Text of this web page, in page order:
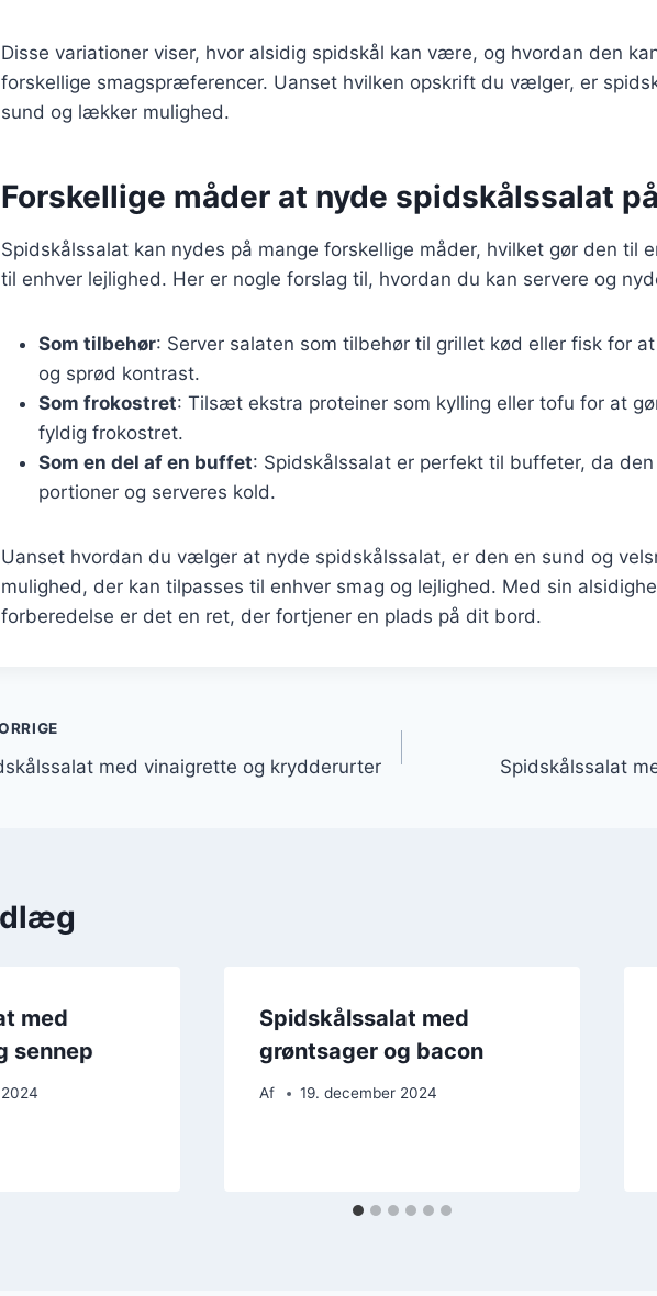
Disse variationer viser, hvor alsidig spidskål kan være, og hvordan den
forskellige smagspræferencer. Uanset hvilken opskrift du vælger, er
sund og lækker mulighed.
Forskellige måder at nyde spidskålssalat på
Spidskålssalat kan nydes på mange forskellige måder, hvilket gør den til
til enhver lejlighed. Her er nogle forslag til, hvordan du kan servere og
Som tilbehør: Server salaten som tilbehør til grillet kød eller fisk for
og sprød kontrast.
Som frokostret: Tilsæt ekstra proteiner som kylling eller tofu for at
fyldig frokostret.
Som en del af en buffet: Spidskålssalat er perfekt til buffeter, da
portioner og serveres kold.
Uanset hvordan du vælger at nyde spidskålssalat, er den en sund og
mulighed, der kan tilpasses til enhver smag og lejlighed. Med sin
forberedelse er det en ret, der fortjener en plads på dit bord.
med vinaigrette og krydderurter Spidskålssalat
med
sennep
Spidskålssalat med
grøntsager og bacon
Af 19. december 2024